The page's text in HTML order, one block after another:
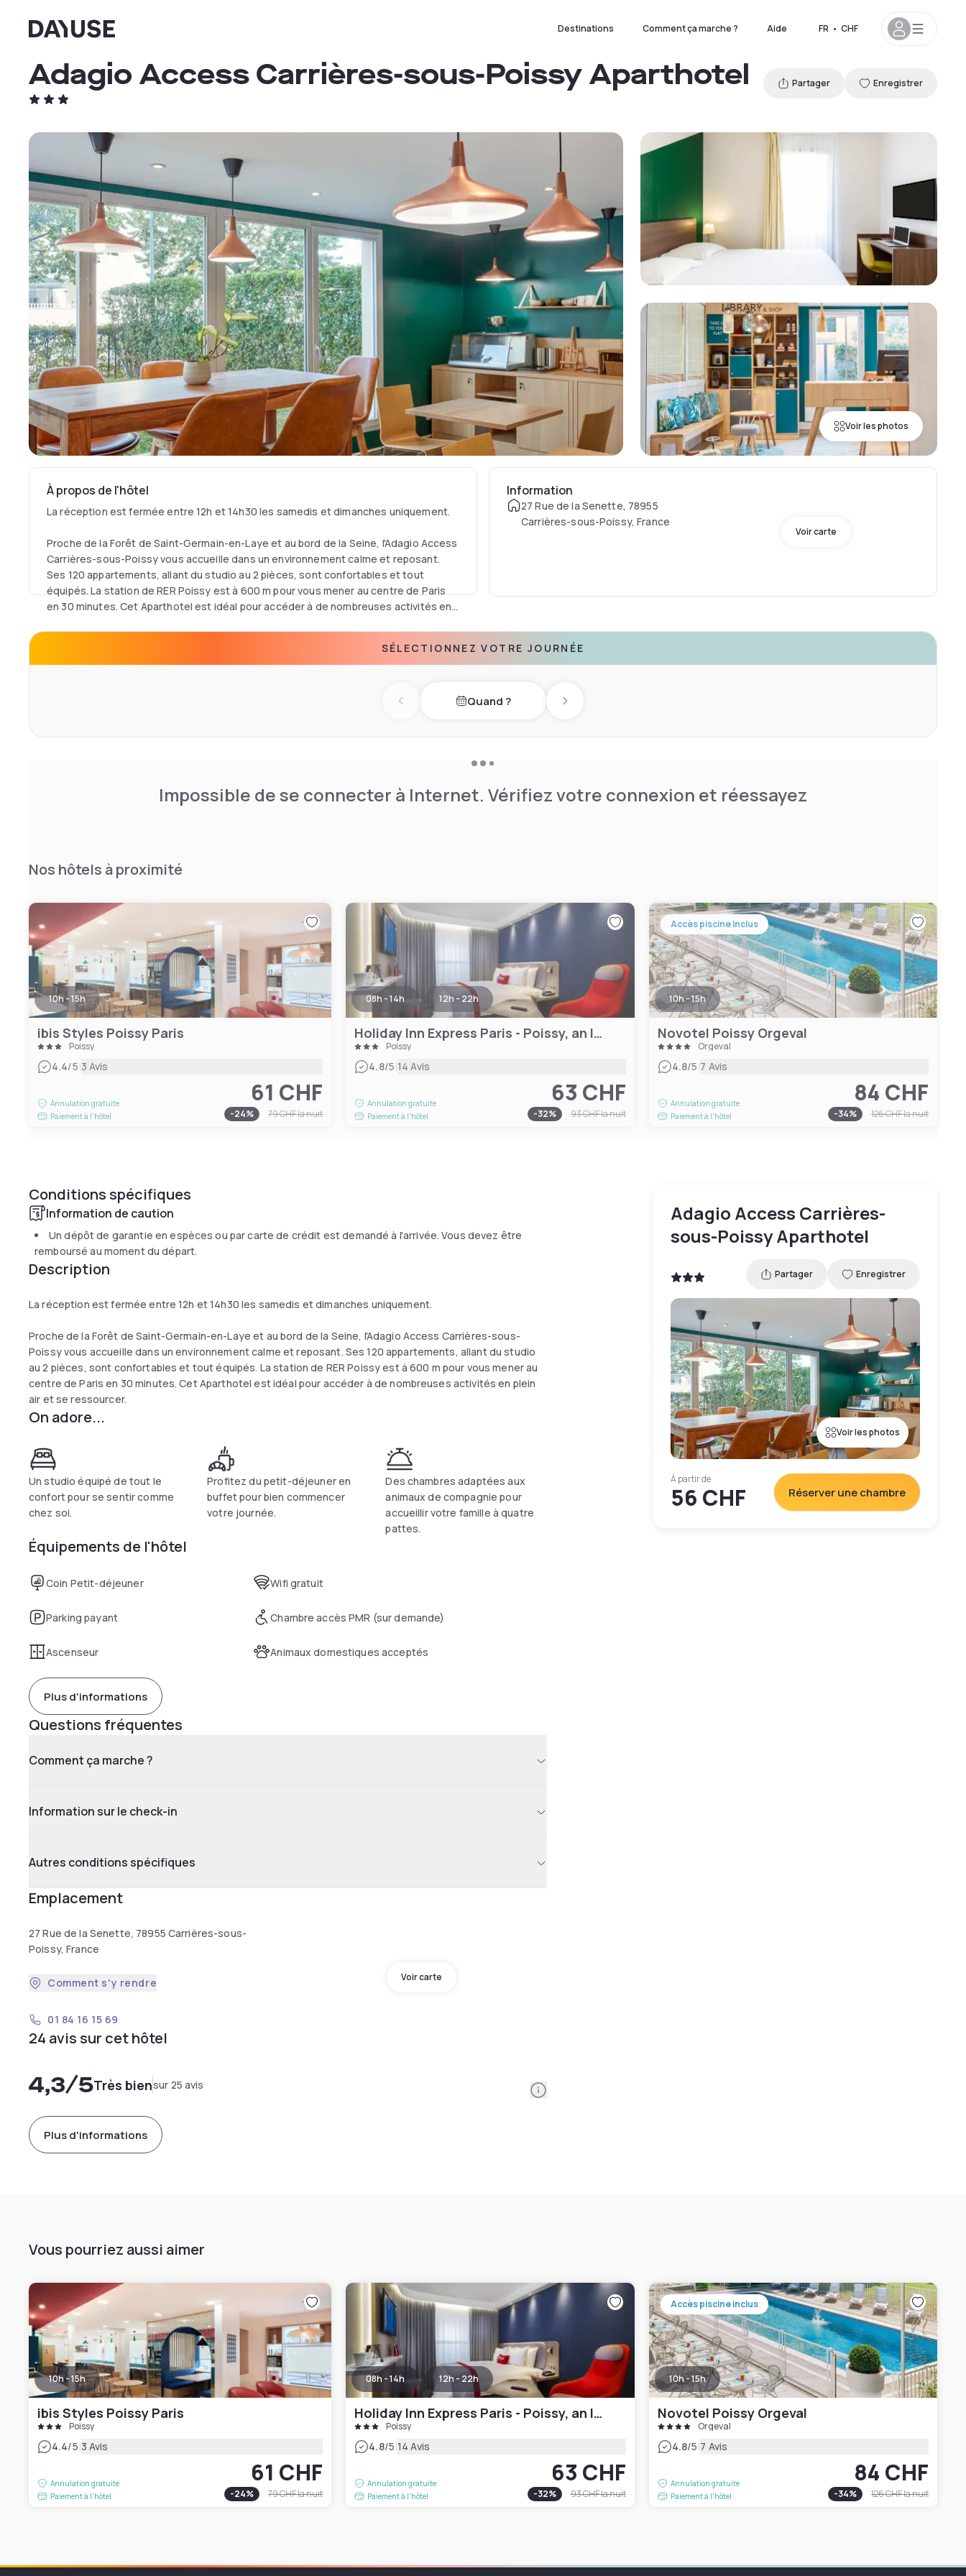
Dayuse Destinations Comment ça marche ? Aide FR • CHF
Voir les photos
Adagio Access Carrières-sous-Poissy Aparthotel Partager Enregistrer
À propos de l'hôtel
La réception est fermée entre 12h et 14h30 les samedis et dimanches uniquement.
Proche de la Forêt de Saint-Germain-en-Laye et au bord de la Seine, l'Adagio Access
Carrières-sous-Poissy vous accueille dans un environnement calme et reposant.
Ses 120 appartements, allant du studio au 2 pièces, sont confortables et tout
équipés. La station de RER Poissy est à 600 m pour vous mener au centre de Paris
en 30 minutes. Cet Aparthotel est idéal pour accéder à de nombreuses activités en
Information
27 Rue de la Senette, 78955
Carrières-sous-Poissy, France
Voir carte
SÉLECTIONNEZ VOTRE JOURNÉE
Previous dayQuand ? Next day
Impossible de se connecter à Internet. Vérifiez votre connexion et réessayez
Nos hôtels à proximité
10h - 15h
ibis Styles Poissy Paris
Poissy
4.4/5|3 Avis
Annulation gratuite
Paiement à l'hôtel
61 CHF
-24% 79 CHFla nuit
08h - 14h 12h - 22h
Holiday Inn Express Paris - Poissy, an IHG Hotel
Poissy
4.8/5|14 Avis
Annulation gratuite
Paiement à l'hôtel
63 CHF
-32% 93 CHFla nuit
Accès piscine inclus
10h - 15h
Novotel Poissy Orgeval
Orgeval
4.8/5|7 Avis
Annulation gratuite
Paiement à l'hôtel
84 CHF
-34% 126 CHFla nuit
Conditions spécifiques
Information de caution
Un dépôt de garantie en espèces ou par carte de crédit est demandé à l'arrivée. Vous devez être
remboursé au moment du départ.
Description
La réception est fermée entre 12h et 14h30 les samedis et dimanches uniquement.
Proche de la Forêt de Saint-Germain-en-Laye et au bord de la Seine, l'Adagio Access Carrières-sous-
Poissy vous accueille dans un environnement calme et reposant. Ses 120 appartements, allant du studio
au 2 pièces, sont confortables et tout équipés. La station de RER Poissy est à 600 m pour vous mener au
centre de Paris en 30 minutes. Cet Aparthotel est idéal pour accéder à de nombreuses activités en plein
air et se ressourcer.
On adore...
Un studio équipé de tout le
confort pour se sentir comme
chez soi.
Profitez du petit-déjeuner en
buffet pour bien commencer
votre journée.
Des chambres adaptées aux
animaux de compagnie pour
accueillir votre famille à quatre
pattes.
Équipements de l'hôtel
Coin Petit-déjeuner Wifi gratuit
Parking payant Chambre accès PMR (sur demande)
Ascenseur Animaux domestiques acceptés
Plus d'informations
Questions fréquentes
Comment ça marche ?
Information sur le check-in
Autres conditions spécifiques
Emplacement
27 Rue de la Senette, 78955 Carrières-sous-
Poissy, France
Voir carte
Comment s'y rendre
01 84 16 15 69
24 avis sur cet hôtel
4,3/5Très biensur 25 avis Information
Plus d'informations
Adagio Access Carrières-
sous-Poissy Aparthotel
Partager Enregistrer
Voir les photos
À partir de
56 CHF Réserver une chambre
Vous pourriez aussi aimer
10h - 15h
ibis Styles Poissy Paris
Poissy
4.4/5|3 Avis
Annulation gratuite
Paiement à l'hôtel
61 CHF
-24% 79 CHFla nuit
08h - 14h 12h - 22h
Holiday Inn Express Paris - Poissy, an IHG Hotel
Poissy
4.8/5|14 Avis
Annulation gratuite
Paiement à l'hôtel
63 CHF
-32% 93 CHFla nuit
Accès piscine inclus
10h - 15h
Novotel Poissy Orgeval
Orgeval
4.8/5|7 Avis
Annulation gratuite
Paiement à l'hôtel
84 CHF
-34% 126 CHFla nuit